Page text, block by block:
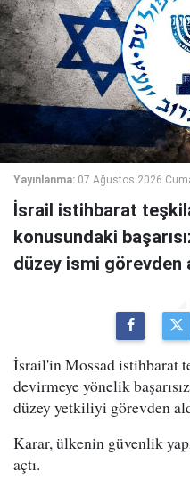
Yayınlanma: 07 Ağustos 2026
İsrail istihbarat
konusundaki
düzey ismi görevden
İsrail'in Mossad istihbarat
devirmeye yönelik
düzey yetkiliyi görevden
Karar, ülkenin güvenlik
açtı.